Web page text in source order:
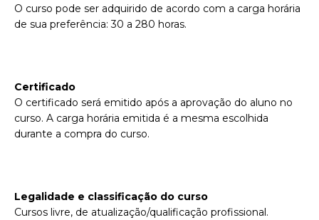
O curso pode ser adquirido de acordo com a carga horária
de sua preferência: 30 a 280 horas.
Certificado
O certificado será emitido após a aprovação do aluno no
curso. A carga horária emitida é a mesma escolhida
durante a compra do curso.
Legalidade e classificação do curso
Cursos livre, de atualização/qualificação profissional.